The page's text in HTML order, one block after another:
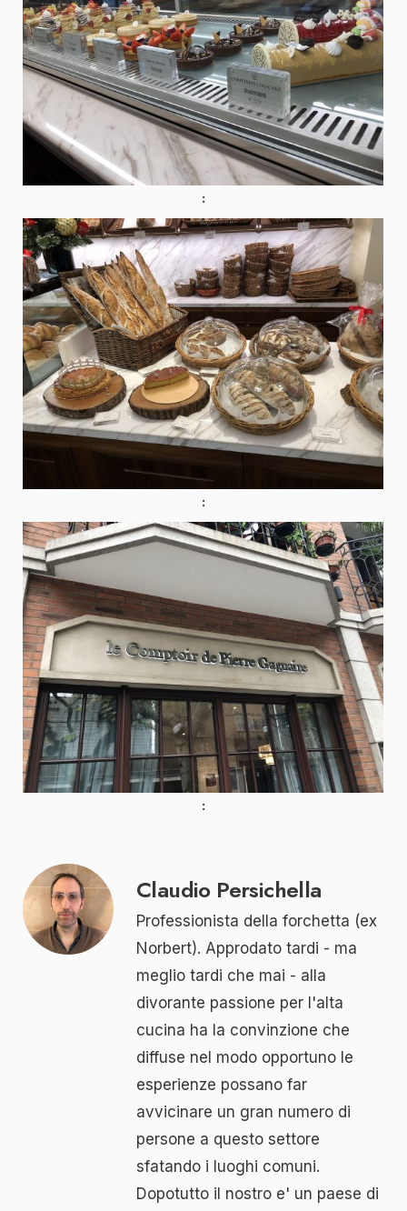
Claudio Persichella
Professionista della forchetta (ex
Norbert). Approdato tardi - ma
meglio tardi che mai - alla
divorante passione per l'alta
cucina ha la convinzione che
diffuse nel modo opportuno le
esperienze possano far
avvicinare un gran numero di
persone a questo settore
sfatando i luoghi comuni.
Dopotutto il nostro e' un paese di